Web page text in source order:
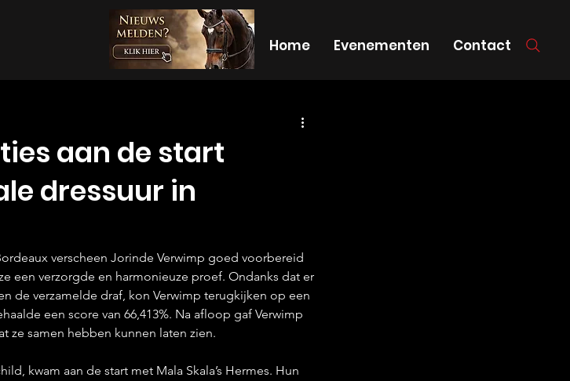
Home Evenementen Contact
aan de start
dressuur in
verscheen Jorinde Verwimp goed voorbereid
een verzorgde en harmonieuze proef. Ondanks dat er
de verzamelde draf, kon Verwimp terugkijken op een
een score van 66,413%. Na afloop gaf Verwimp
ze samen hebben kunnen laten zien.
kwam aan de start met Mala Skala’s Hermes. Hun